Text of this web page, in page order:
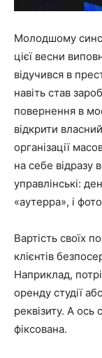
Молодшому
цієї весни
відучився в
навіть став
повернення в
відкрити
організації
на себе відразу
управлінські:
«аутерра», і
Вартість своїх
клієнтів
Наприклад,
оренду студії
реквізиту. А ось
фіксована.